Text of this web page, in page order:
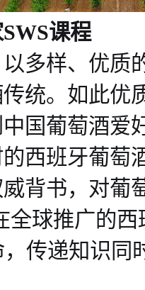
课程
多样、优质
统。如此优
国葡萄酒爱
西班牙葡萄
背书，对葡
全球推广的
，传递知识同